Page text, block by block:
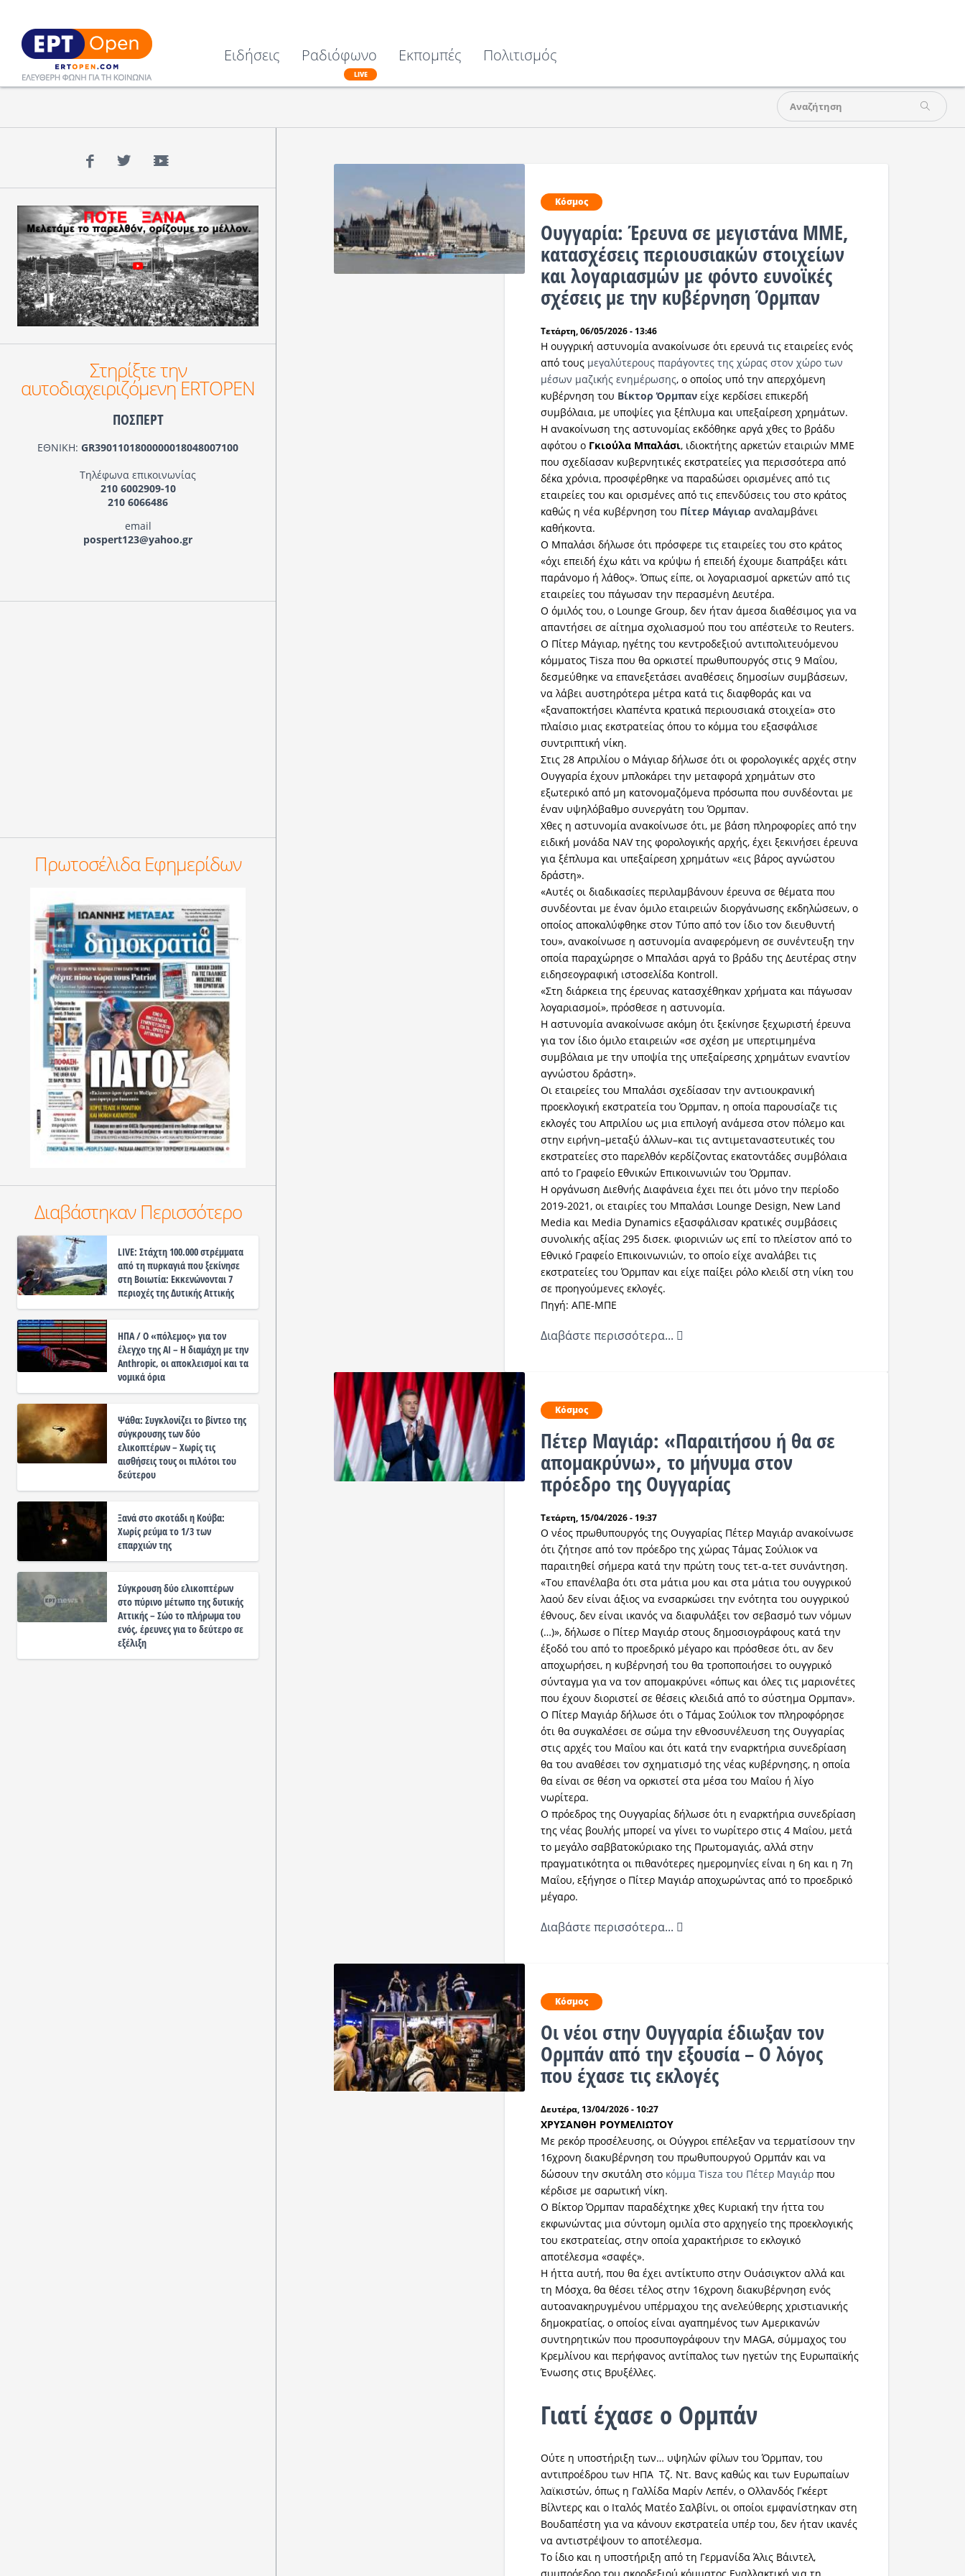
Ειδήσεις Ραδιόφωνο
LIVE
Εκπομπές Πολιτισμός
Κόσμος
Ουγγαρία: Έρευνα σε μεγιστάνα ΜΜΕ,
κατασχέσεις περιουσιακών στοιχείων
και λογαριασμών με φόντο ευνοϊκές
σχέσεις με την κυβέρνηση Όρμπαν
Τετάρτη, 06/05/2026 - 13:46
Η ουγγρική αστυνομία ανακοίνωσε ότι ερευνά τις εταιρείες ενός
από τους μεγαλύτερους παράγοντες της χώρας στον χώρο των
μέσων μαζικής ενημέρωσης, ο οποίος υπό την απερχόμενη
κυβέρνηση του Βίκτορ Όρμπαν είχε κερδίσει επικερδή
συμβόλαια, με υποψίες για ξέπλυμα και υπεξαίρεση χρημάτων.
Η ανακοίνωση της αστυνομίας εκδόθηκε αργά χθες το βράδυ
αφότου ο Γκιούλα Μπαλάσι, ιδιοκτήτης αρκετών εταιριών ΜΜΕ
που σχεδίασαν κυβερνητικές εκστρατείες για περισσότερα από
δέκα χρόνια, προσφέρθηκε να παραδώσει ορισμένες από τις
εταιρείες του και ορισμένες από τις επενδύσεις του στο κράτος
καθώς η νέα κυβέρνηση του Πίτερ Μάγιαρ αναλαμβάνει
καθήκοντα.
Ο Μπαλάσι δήλωσε ότι πρόσφερε τις εταιρείες του στο κράτος
«όχι επειδή έχω κάτι να κρύψω ή επειδή έχουμε διαπράξει κάτι
παράνομο ή λάθος». Όπως είπε, οι λογαριασμοί αρκετών από τις
εταιρείες του πάγωσαν την περασμένη Δευτέρα.
Ο όμιλός του, ο Lounge Group, δεν ήταν άμεσα διαθέσιμος για να
απαντήσει σε αίτημα σχολιασμού που του απέστειλε το Reuters.
Ο Πίτερ Μάγιαρ, ηγέτης του κεντροδεξιού αντιπολιτευόμενου
κόμματος Tisza που θα ορκιστεί πρωθυπουργός στις 9 Μαΐου,
δεσμεύθηκε να επανεξετάσει αναθέσεις δημοσίων συμβάσεων,
να λάβει αυστηρότερα μέτρα κατά τις διαφθοράς και να
«ξαναποκτήσει κλαπέντα κρατικά περιουσιακά στοιχεία» στο
πλαίσιο μιας εκστρατείας όπου το κόμμα του εξασφάλισε
συντριπτική νίκη.
Στις 28 Απριλίου ο Μάγιαρ δήλωσε ότι οι φορολογικές αρχές στην
Ουγγαρία έχουν μπλοκάρει την μεταφορά χρημάτων στο
εξωτερικό από μη κατονομαζόμενα πρόσωπα που συνδέονται με
έναν υψηλόβαθμο συνεργάτη του Όρμπαν.
Χθες η αστυνομία ανακοίνωσε ότι, με βάση πληροφορίες από την
ειδική μονάδα NAV της φορολογικής αρχής, έχει ξεκινήσει έρευνα
για ξέπλυμα και υπεξαίρεση χρημάτων «εις βάρος αγνώστου
δράστη».
«Αυτές οι διαδικασίες περιλαμβάνουν έρευνα σε θέματα που
συνδέονται με έναν όμιλο εταιρειών διοργάνωσης εκδηλώσεων, ο
οποίος αποκαλύφθηκε στον Τύπο από τον ίδιο τον διευθυντή
του», ανακοίνωσε η αστυνομία αναφερόμενη σε συνέντευξη την
οποία παραχώρησε ο Μπαλάσι αργά το βράδυ της Δευτέρας στην
ειδησεογραφική ιστοσελίδα Kontroll.
«Στη διάρκεια της έρευνας κατασχέθηκαν χρήματα και πάγωσαν
λογαριασμοί», πρόσθεσε η αστυνομία.
Η αστυνομία ανακοίνωσε ακόμη ότι ξεκίνησε ξεχωριστή έρευνα
για τον ίδιο όμιλο εταιρειών «σε σχέση με υπερτιμημένα
συμβόλαια με την υποψία της υπεξαίρεσης χρημάτων εναντίον
αγνώστου δράστη».
Οι εταιρείες του Μπαλάσι σχεδίασαν την αντιουκρανική
προεκλογική εκστρατεία του Όρμπαν, η οποία παρουσίαζε τις
εκλογές του Απριλίου ως μια επιλογή ανάμεσα στον πόλεμο και
στην ειρήνη–μεταξύ άλλων–και τις αντιμεταναστευτικές του
εκστρατείες στο παρελθόν κερδίζοντας εκατοντάδες συμβόλαια
από το Γραφείο Εθνικών Επικοινωνιών του Όρμπαν.
Η οργάνωση Διεθνής Διαφάνεια έχει πει ότι μόνο την περίοδο
2019-2021, οι εταιρίες του Μπαλάσι Lounge Design, New Land
Media και Media Dynamics εξασφάλισαν κρατικές συμβάσεις
συνολικής αξίας 295 δισεκ. φιορινιών ως επί το πλείστον από το
Εθνικό Γραφείο Επικοινωνιών, το οποίο είχε αναλάβει τις
εκστρατείες του Όρμπαν και είχε παίξει ρόλο κλειδί στη νίκη του
σε προηγούμενες εκλογές.
Πηγή: ΑΠΕ-ΜΠΕ
Διαβάστε περισσότερα...
Κόσμος
Πέτερ Μαγιάρ: «Παραιτήσου ή θα σε
απομακρύνω», το μήνυμα στον
πρόεδρο της Ουγγαρίας
Τετάρτη, 15/04/2026 - 19:37
Ο νέος πρωθυπουργός της Ουγγαρίας Πέτερ Μαγιάρ ανακοίνωσε
ότι ζήτησε από τον πρόεδρο της χώρας Τάμας Σούλιοκ να
παραιτηθεί σήμερα κατά την πρώτη τους τετ-α-τετ συνάντηση.
«Του επανέλαβα ότι στα μάτια μου και στα μάτια του ουγγρικού
λαού δεν είναι άξιος να ενσαρκώσει την ενότητα του ουγγρικού
έθνους, δεν είναι ικανός να διαφυλάξει τον σεβασμό των νόμων
(…)», δήλωσε ο Πίτερ Μαγιάρ στους δημοσιογράφους κατά την
έξοδό του από το προεδρικό μέγαρο και πρόσθεσε ότι, αν δεν
αποχωρήσει, η κυβέρνησή του θα τροποποιήσει το ουγγρικό
σύνταγμα για να τον απομακρύνει «όπως και όλες τις μαριονέτες
που έχουν διοριστεί σε θέσεις κλειδιά από το σύστημα Ορμπαν».
Ο Πίτερ Μαγιάρ δήλωσε ότι ο Τάμας Σούλιοκ τον πληροφόρησε
ότι θα συγκαλέσει σε σώμα την εθνοσυνέλευση της Ουγγαρίας
στις αρχές του Μαΐου και ότι κατά την εναρκτήρια συνεδρίαση
θα του αναθέσει τον σχηματισμό της νέας κυβέρνησης, η οποία
θα είναι σε θέση να ορκιστεί στα μέσα του Μαΐου ή λίγο
νωρίτερα.
Ο πρόεδρος της Ουγγαρίας δήλωσε ότι η εναρκτήρια συνεδρίαση
της νέας βουλής μπορεί να γίνει το νωρίτερο στις 4 Μαΐου, μετά
το μεγάλο σαββατοκύριακο της Πρωτομαγιάς, αλλά στην
πραγματικότητα οι πιθανότερες ημερομηνίες είναι η 6η και η 7η
Μαΐου, εξήγησε ο Πίτερ Μαγιάρ αποχωρώντας από το προεδρικό
μέγαρο.
Διαβάστε περισσότερα...
Κόσμος
Οι νέοι στην Ουγγαρία έδιωξαν τον
Ορμπάν από την εξουσία – Ο λόγος
που έχασε τις εκλογές
Δευτέρα, 13/04/2026 - 10:27
ΧΡΥΣΑΝΘΗ ΡΟΥΜΕΛΙΩΤΟΥ
Με ρεκόρ προσέλευσης, οι Ούγγροι επέλεξαν να τερματίσουν την
16χρονη διακυβέρνηση του πρωθυπουργού Ορμπάν και να
δώσουν την σκυτάλη στο κόμμα Tisza του Πέτερ Μαγιάρ που
κέρδισε με σαρωτική νίκη.
Ο Βίκτορ Όρμπαν παραδέχτηκε χθες Κυριακή την ήττα του
εκφωνώντας μια σύντομη ομιλία στο αρχηγείο της προεκλογικής
του εκστρατείας, στην οποία χαρακτήρισε το εκλογικό
αποτέλεσμα «σαφές».
Η ήττα αυτή, που θα έχει αντίκτυπο στην Ουάσιγκτον αλλά και
τη Μόσχα, θα θέσει τέλος στην 16χρονη διακυβέρνηση ενός
αυτοανακηρυγμένου υπέρμαχου της ανελεύθερης χριστιανικής
δημοκρατίας, ο οποίος είναι αγαπημένος των Αμερικανών
συντηρητικών που προσυπογράφουν την MAGA, σύμμαχος του
Κρεμλίνου και περήφανος αντίπαλος των ηγετών της Ευρωπαϊκής
Ένωσης στις Βρυξέλλες.
Γιατί έχασε ο Ορμπάν
Ούτε η υποστήριξη των… υψηλών φίλων του Όρμπαν, του
αντιπροέδρου των ΗΠΑ Τζ. Ντ. Βανς καθώς και των Ευρωπαίων
λαϊκιστών, όπως η Γαλλίδα Μαρίν Λεπέν, ο Ολλανδός Γκέερτ
Βίλντερς και ο Ιταλός Ματέο Σαλβίνι, οι οποίοι εμφανίστηκαν στη
Βουδαπέστη για να κάνουν εκστρατεία υπέρ του, δεν ήταν ικανές
να αντιστρέψουν το αποτέλεσμα.
Το ίδιο και η υποστήριξη από τη Γερμανίδα Άλις Βάιντελ,
Facebook
TwitterYouTube
Στηρίξτε την
αυτοδιαχειριζόμενη ERTOPEN
ΠΟΣΠΕΡΤ
ΕΘΝΙΚΗ: GR3901101800000018048007100
Τηλέφωνα επικοινωνίας
210 6002909-10
210 6066486
email
pospert123@yahoo.gr
Πρωτοσέλιδα Εφημερίδων
Διαβάστηκαν Περισσότερο
LIVE: Στάχτη 100.000 στρέμματα
από τη πυρκαγιά που ξεκίνησε
στη Βοιωτία: Εκκενώνονται 7
περιοχές της Δυτικής Αττικής
ΗΠΑ / Ο «πόλεμος» για τον
έλεγχο της ΑΙ – Η διαμάχη με την
Anthropic, οι αποκλεισμοί και τα
νομικά όρια
Ψάθα: Συγκλονίζει το βίντεο της
σύγκρουσης των δύο
ελικοπτέρων – Χωρίς τις
αισθήσεις τους οι πιλότοι του
δεύτερου
Ξανά στο σκοτάδι η Κούβα:
Χωρίς ρεύμα το 1/3 των
επαρχιών της
Σύγκρουση δύο ελικοπτέρων
στο πύρινο μέτωπο της δυτικής
Αττικής – Σώο το πλήρωμα του
ενός, έρευνες για το δεύτερο σε
εξέλιξη